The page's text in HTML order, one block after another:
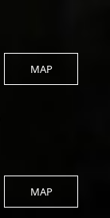
MAP
MAP